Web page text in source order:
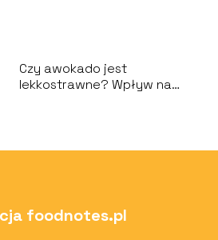
Czy awokado jest
lekkostrawne? Wpływ na
foodnotes.pl